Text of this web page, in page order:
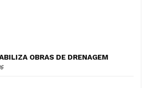
OBRAS DE DRENAGEM